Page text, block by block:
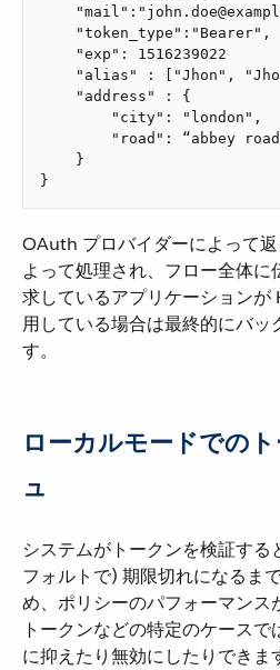
    "token_type":"Bearer",
    "exp": 1516239022
"alias" : ["Jhon",
    "address" : {
        "city": "london",
"road": “abbey
    }
}
OAuth プロバイダーによって
よって処理され、フロー全体
求しているアプリケーションが
用している場合は最終的にバッ
す。
ローカルモードでの
ュ
システムがトークンを検証す
フォルトで) 期限切れになるま
め、ポリシーのパフォーマンス
トークンなどの特定のケース
に抑えたり無効にしたりできま